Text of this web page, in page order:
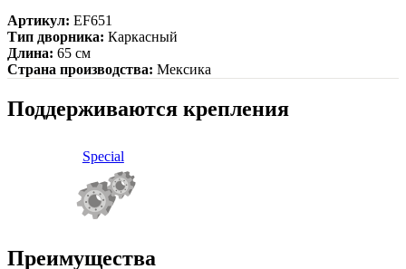
Артикул: EF651
Тип дворника: Каркасный
Длина: 65 см
Страна производства: Мексика
Поддерживаются крепления
Special
Преимущества